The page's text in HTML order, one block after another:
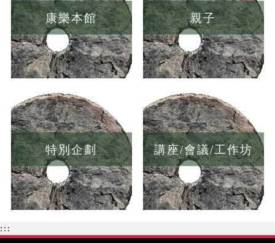
康樂本館 親子
特別企劃 講座/會議/工作坊
:::